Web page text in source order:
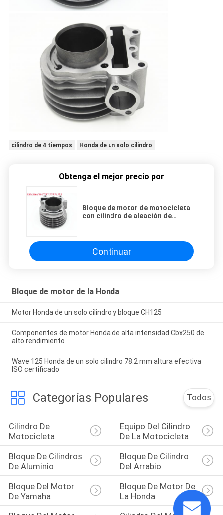
cilindro de 4 tiempos Honda de un solo cilindro
Obtenga el mejor precio por
Bloque de motor de motocicleta
con cilindro de aleación de
Continuar
Bloque de motor de la Honda
Motor Honda de un solo cilindro y bloque CH125
Componentes de motor Honda de alta intensidad Cbx250 de
alto rendimiento
Wave 125 Honda de un solo cilindro 78.2 mm altura efectiva
ISO certificado
Categorías Populares Todos
Cilindro De
Motocicleta
Equipo Del Cilindro
De La Motocicleta
Bloque De Cilindros
De Aluminio
Bloque De Cilindro
Del Arrabio
Bloque Del Motor
De Yamaha
Bloque De Motor De
La Honda